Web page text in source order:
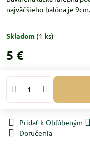
najväčšieho balóna je 9cm.
Skladom (1 ks)
5 €
Pridať k Obľúbeným
Doručenia